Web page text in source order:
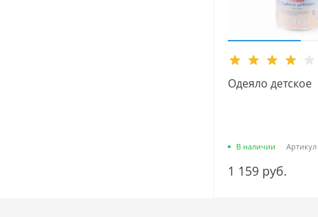
Одеяло детское
В наличии Артикул
1 159 руб.